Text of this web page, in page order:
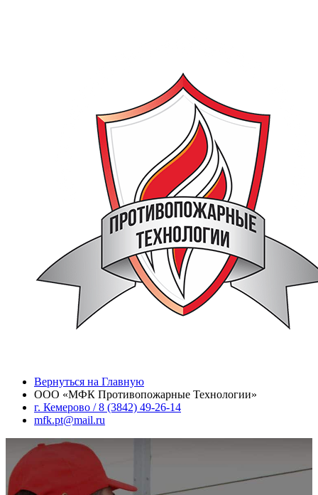
Вернуться на Главную
ООО «МФК Противопожарные Технологии»
г. Кемерово / 8 (3842) 49-26-14
mfk.pt@mail.ru